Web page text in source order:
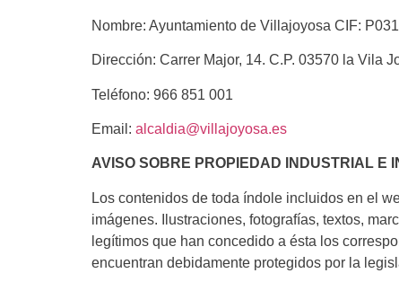
Nombre: Ayuntamiento de Villajoyosa CIF:
Dirección: Carrer Major, 14. C.P. 03570 la Vila
Teléfono: 966 851 001
Email: alcaldia@villajoyosa.es
AVISO SOBRE PROPIEDAD INDUSTRIAL E
Los contenidos de toda índole incluidos en el
imágenes. Ilustraciones, fotografías, textos,
legítimos que han concedido a ésta los
encuentran debidamente protegidos por la